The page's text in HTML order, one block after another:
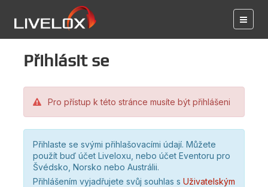
Přihlásit se
Pro přístup k této stránce musíte být přihlášeni
Přihlaste se svými přihlašovacími údají. Můžete
použít buď účet Liveloxu, nebo účet Eventoru pro
Švédsko, Norsko nebo Austrálii.
Přihlášením vyjadřujete svůj souhlas s Uživatelským